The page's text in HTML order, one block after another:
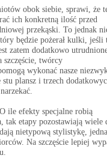
obok siebie, sprawi, że
ich konkretną ilość przed
przekąski. To jednak
będzie pożerał kulki, jeśli
zatem dodatkowo
szczęście, twórcy
wykonać nasze
stu plansz i trzech
ile efekty specjalne robią
tak etapy pozostawiają wiele
nietypową stylistykę,
Na szczęście lepiej